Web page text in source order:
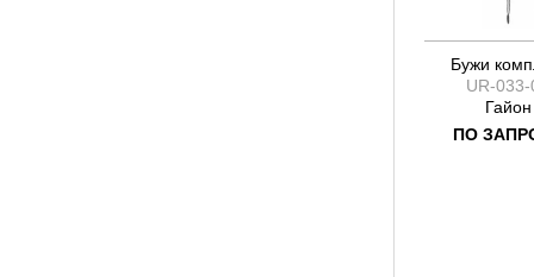
Бужи
UR-033-
Гайон
ПО